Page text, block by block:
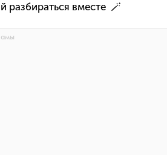
разбираться вместе 🪄